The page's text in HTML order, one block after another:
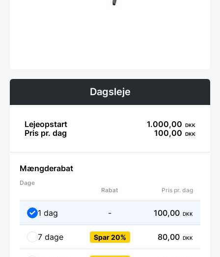
Dagsleje
Lejeopstart 1.000,00 DKK
Pris pr. dag 100,00 DKK
Mængderabat
Dage
Rabat
Pris pr. dag
1 dag - 100,00 DKK
7 dage Spar 20% 80,00 DKK